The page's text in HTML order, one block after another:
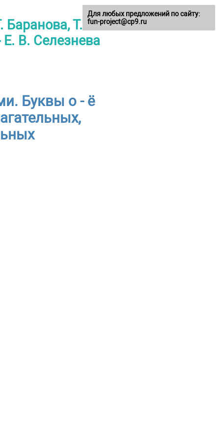
Баранова, Т. А.
В. Селезнева
Буквы о - ё
Для любых предложений по сайту:
fun-project@cp9.ru